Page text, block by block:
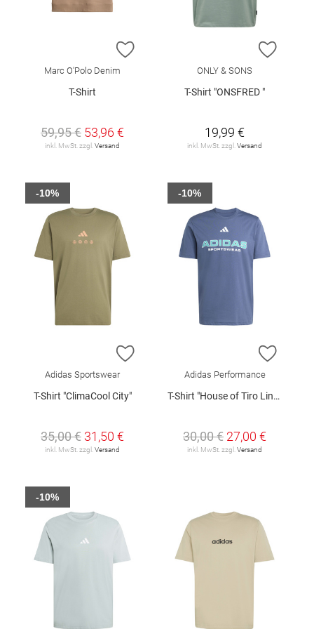
ZUR WUNSCHLISTE HINZUFÜGEN
Marc O'Polo Denim
T-Shirt
59,95 € 53,96 €
inkl. MwSt. zzgl. Versand
ZUR
ONLY & SONS
T-Shirt "ONSFRED "
19,99 €
inkl. MwSt. zzgl. Versand
ZUR WUNSCHLISTE HINZUFÜGEN
Adidas Sportswear
T-Shirt "ClimaCool City"
35,00 € 31,50 €
inkl. MwSt. zzgl. Versand
-10%
ZUR
Adidas Performance
T-Shirt "House of Tiro Linear"
30,00 € 27,00 €
inkl. MwSt. zzgl. Versand
-10%
-10%